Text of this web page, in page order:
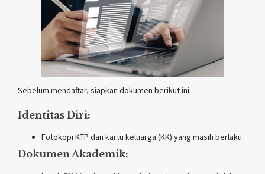
Sebelum mendaftar, siapkan dokumen berikut ini:
Identitas Diri:
Fotokopi KTP dan kartu keluarga (KK) yang masih berlaku.
Dokumen Akademik: